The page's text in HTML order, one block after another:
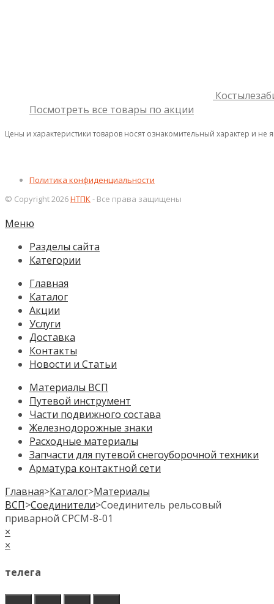
Посмотреть все товары по акции
Цены и характеристики товаров носят ознакомительный характер и не
Политика конфиденциальности
© Copyright 2026НТПК- Все права защищены
Меню
Разделы сайта
Категории
Главная
Каталог
Акции
Услуги
Доставка
Контакты
Новости и Статьи
Материалы ВСП
Путевой инструмент
Части подвижного состава
Железнодорожные знаки
Расходные материалы
Запчасти для путевой снегоуборочной техники
Арматура контактной сети
Главная>Каталог>Материалы
ВСП>Соединители>Соединитель рельсовый
приварной СРСМ-8-01
×
×
телега